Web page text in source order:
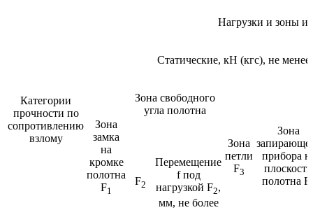
Категории
прочности по
сопротивлению
взлому
Нагрузки и зоны
Статические, кН (кгс), не менее
Зона
замка
на
кромке
полотна
F1
Зона свободного
угла полотна
Зона
петли
F3
Зона
прибора
плоскости
полотна F
F2
Перемещение
f под
нагрузкой F2,
мм, не более